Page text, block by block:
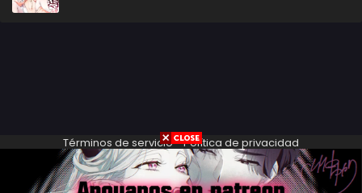
Términos de servicio-Política de privacidad
All the comics on this website are only previews of the original
comics, there may be many language errors, character